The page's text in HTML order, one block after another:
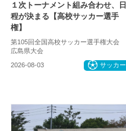
１次トーナメント組み合わせ、日
程が決まる【高校サッカー選手
権】
第105回全国高校サッカー選手権大会
広島県大会
2026-08-03 サッカー